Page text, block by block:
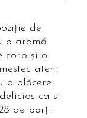
de
o aromă
corp și o
atent
o plăcere
ca si
de porții